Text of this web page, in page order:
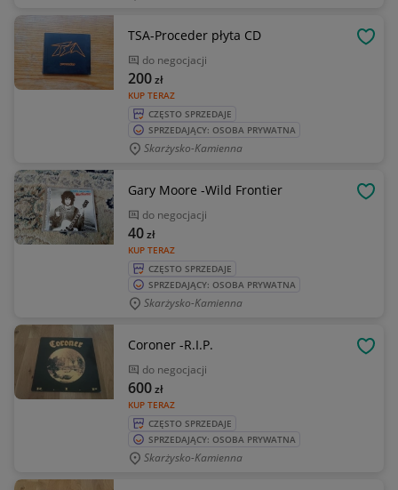
TSA-Proceder płyta CD
do negocjacji
KUP TERAZ
200zł
CZĘSTO SPRZEDAJE
SPRZEDAJĄCY: OSOBA PRYWATNA
Skarżysko-Kamienna
Gary Moore -Wild Frontier
do negocjacji
KUP TERAZ
40zł
CZĘSTO SPRZEDAJE
SPRZEDAJĄCY: OSOBA PRYWATNA
Skarżysko-Kamienna
Coroner -R.I.P.
do negocjacji
KUP TERAZ
600zł
CZĘSTO SPRZEDAJE
SPRZEDAJĄCY: OSOBA PRYWATNA
Skarżysko-Kamienna